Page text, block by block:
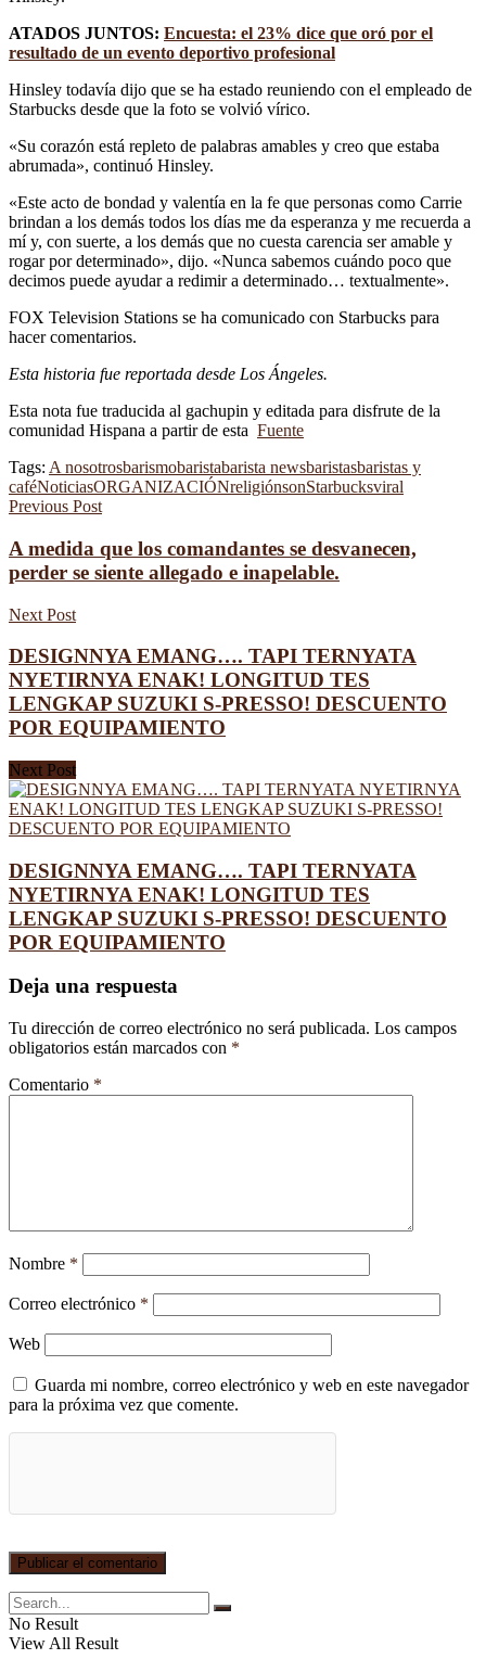
ATADOS JUNTOS: Encuesta: el 23% dice que oró por el
resultado de un evento deportivo profesional
Hinsley todavía dijo que se ha estado reuniendo con el empleado de
Starbucks desde que la foto se volvió vírico.
«Su corazón está repleto de palabras amables y creo que estaba
abrumada», continuó Hinsley.
«Este acto de bondad y valentía en la fe que personas como Carrie
brindan a los demás todos los días me da esperanza y me recuerda a
mí y, con suerte, a los demás que no cuesta carencia ser amable y
rogar por determinado», dijo. «Nunca sabemos cuándo poco que
decimos puede ayudar a redimir a determinado… textualmente».
FOX Television Stations se ha comunicado con Starbucks para
hacer comentarios.
Esta historia fue reportada desde Los Ángeles.
Esta nota fue traducida al gachupin y editada para disfrute de la
comunidad Hispana a partir de esta Fuente
Tags: A nosotrosbarismobaristabarista newsbaristasbaristas y
caféNoticiasORGANIZACIÓNreligiónsonStarbucksviral
Previous Post
A medida que los comandantes se desvanecen,
perder se siente allegado e inapelable.
Next Post
DESIGNNYA EMANG…. TAPI TERNYATA
NYETIRNYA ENAK! LONGITUD TES
LENGKAP SUZUKI S-PRESSO! DESCUENTO
POR EQUIPAMIENTO
Next Post
DESIGNNYA EMANG…. TAPI TERNYATA
NYETIRNYA ENAK! LONGITUD TES
LENGKAP SUZUKI S-PRESSO! DESCUENTO
POR EQUIPAMIENTO
Deja una respuesta
Tu dirección de correo electrónico no será publicada. Los campos
obligatorios están marcados con *
Comentario *
Nombre *
Correo electrónico *
Web
Guarda mi nombre, correo electrónico y web en este navegador
para la próxima vez que comente.
No Result
View All Result